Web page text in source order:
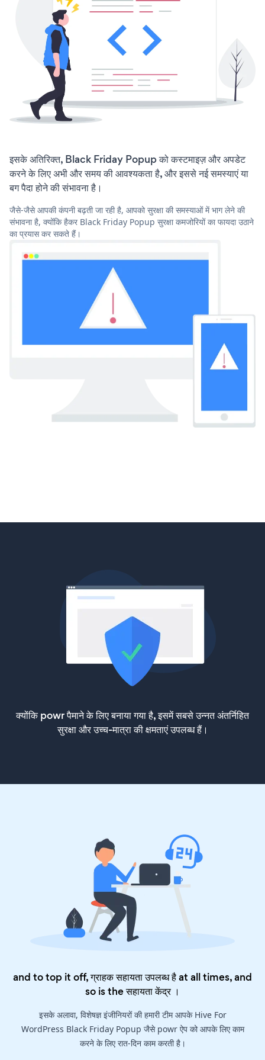
इसके अतिरिक्त, Black Friday Popup को कस्टमाइज़ और अपडेट
करने के लिए अभी और समय की आवश्यकता है, और इससे नई समस्याएं या
बग पैदा होने की संभावना है।
जैसे-जैसे आपकी कंपनी बढ़ती जा रही है, आपको सुरक्षा की समस्याओं में भाग लेने की
संभावना है, क्योंकि हैकर Black Friday Popup सुरक्षा कमजोरियों का फायदा उठाने
का प्रयास कर सकते हैं।
क्योंकि powr पैमाने के लिए बनाया गया है, इसमें सबसे उन्नत अंतर्निहित
सुरक्षा और उच्च-मात्रा की क्षमताएं उपलब्ध हैं।
and to top it off, ग्राहक सहायता उपलब्ध है at all times, and
so is theसहायता केंद्र।
इसके अलावा, विशेषज्ञ इंजीनियरों की हमारी टीम आपके Hive For
WordPress Black Friday Popup जैसे powr ऐप को आपके लिए काम
करने के लिए रात-दिन काम करती है।